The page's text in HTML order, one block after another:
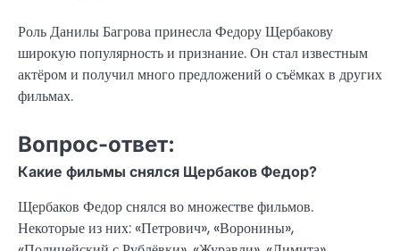
Роль Данилы Багрова принесла Федору Щербакову
широкую популярность и признание. Он стал известным
актёром и получил много предложений о съёмках в других
фильмах.
Вопрос-ответ:
Какие фильмы снялся Щербаков Федор?
Щербаков Федор снялся во множестве фильмов.
Некоторые из них: «Петрович», «Воронины»,